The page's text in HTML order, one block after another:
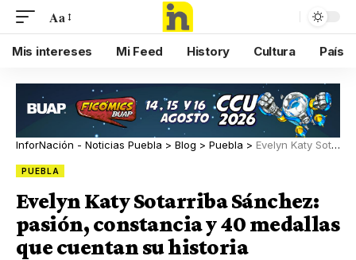
Aa
Mis intereses Mi Feed History Cultura País
InforNación - Noticias Puebla > Blog > Puebla > Evelyn Katy Sotarriba Sánchez: pasión, constancia y 40 medallas que cuentan su historia
PUEBLA
Evelyn Katy Sotarriba Sánchez:
pasión, constancia y 40 medallas
que cuentan su historia